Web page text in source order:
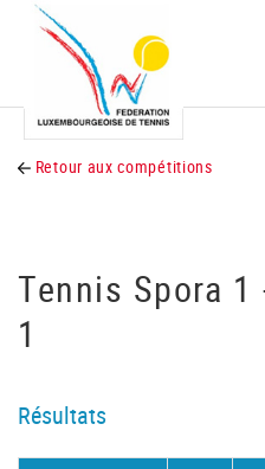
Retour aux compétitions
Tennis Spora 1
1
Résultats